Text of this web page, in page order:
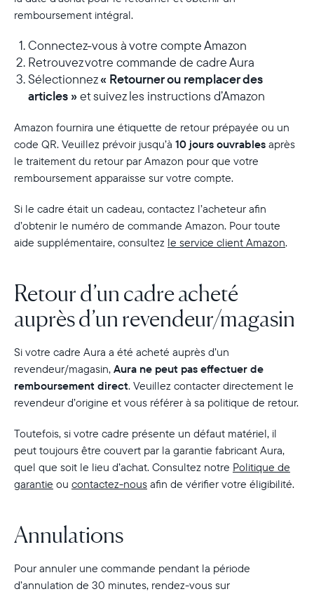
remboursement intégral.
Connectez-vous à votre compte Amazon
Retrouvez votre commande de cadre Aura
Sélectionnez« Retourner ou remplacer des
articles »et suivez les instructions d’Amazon
Amazon fournira une étiquette de retour prépayée ou un
code QR. Veuillez prévoir jusqu’à 10 jours ouvrables après
le traitement du retour par Amazon pour que votre
remboursement apparaisse sur votre compte.
Si le cadre était un cadeau, contactez l’acheteur afin
d’obtenir le numéro de commande Amazon. Pour toute
aide supplémentaire, consultez le service client Amazon.
Retour d’un cadre acheté
auprès d’un revendeur/magasin
Si votre cadre Aura a été acheté auprès d’un
revendeur/magasin, Aura ne peut pas effectuer de
remboursement direct. Veuillez contacter directement le
revendeur d’origine et vous référer à sa politique de retour.
Toutefois, si votre cadre présente un défaut matériel, il
peut toujours être couvert par la garantie fabricant Aura,
quel que soit le lieu d’achat. Consultez notre Politique de
garantie ou contactez-nous afin de vérifier votre éligibilité.
Annulations
Pour annuler une commande pendant la période
d’annulation de 30 minutes, rendez-vous sur